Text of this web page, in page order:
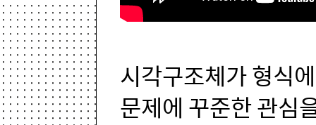
시각구조체가 형식
문제에 꾸준한 관심